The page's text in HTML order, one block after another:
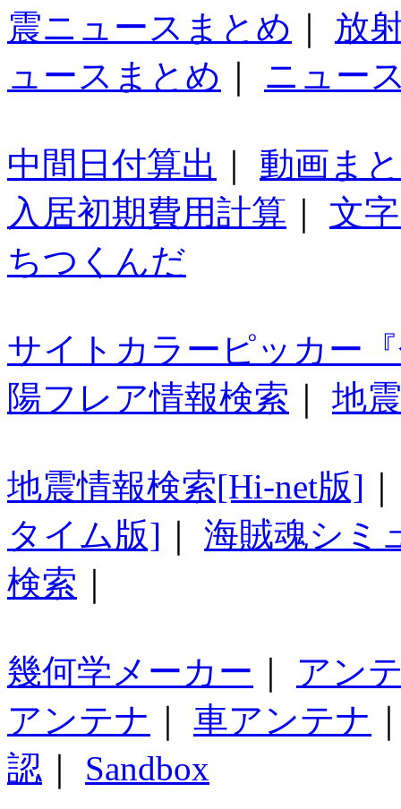
震ニュースまとめ
放
ュースまとめ
ニュー
中間日付算出
動画ま
入居初期費用計算
文
ちつくんだ
サイトカラーピッカー
陽フレア情報検索
地
地震情報検索[Hi-net版]
タイム版]
海賊魂シミ
検索
幾何学メーカー
アン
アンテナ
車アンテナ
認
Sandbox